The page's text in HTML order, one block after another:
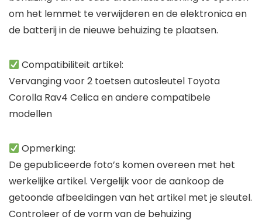
om het lemmet te verwijderen en de elektronica en
de batterij in de nieuwe behuizing te plaatsen.
Compatibiliteit artikel:
Vervanging voor 2 toetsen autosleutel Toyota
Corolla Rav4 Celica en andere compatibele
modellen
Opmerking:
De gepubliceerde foto’s komen overeen met het
werkelijke artikel. Vergelijk voor de aankoop de
getoonde afbeeldingen van het artikel met je sleutel.
Controleer of de vorm van de behuizing